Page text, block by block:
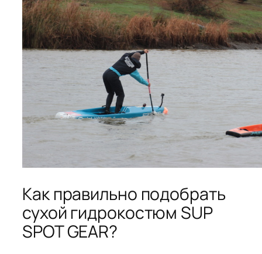
Как правильно подобрать
сухой гидрокостюм SUP
SPOT GEAR?